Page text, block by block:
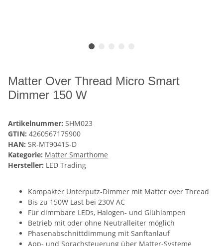
Matter Over Thread Micro Smart
Dimmer 150 W
Artikelnummer: SHM023
GTIN: 4260567175900
HAN: SR-MT9041S-D
Kategorie: Matter Smarthome
Hersteller: LED Trading
Kompakter Unterputz-Dimmer mit Matter over Thread
Bis zu 150W Last bei 230V AC
Für dimmbare LEDs, Halogen- und Glühlampen
Betrieb mit oder ohne Neutralleiter möglich
Phasenabschnittdimmung mit Sanftanlauf
App- und Sprachsteuerung über Matter-Systeme